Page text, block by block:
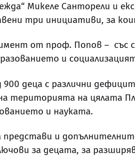
Микеле Санторели и
три инициативи, за
от проф. Попов – със
и
деца с различни
територията на цялата
и науката.
и
за децата, за